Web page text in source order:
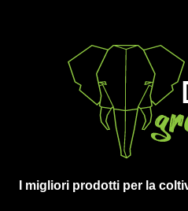
I migliori prodotti per la